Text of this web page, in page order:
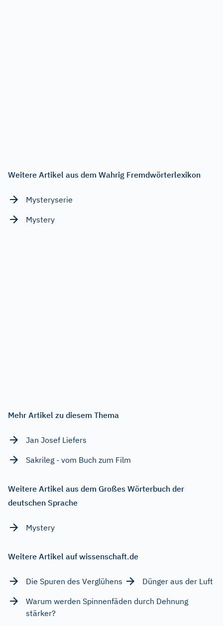
Weitere Artikel aus dem Wahrig Fremdwörterlexikon
Mysteryserie
Mystery
Mehr Artikel zu diesem Thema
Jan Josef Liefers
Sakrileg - vom Buch zum Film
Weitere Artikel aus dem Großes Wörterbuch der
deutschen Sprache
Mystery
Weitere Artikel auf wissenschaft.de
Die Spuren des Verglühens
Dünger aus der Luft
Warum werden Spinnenfäden durch Dehnung
stärker?